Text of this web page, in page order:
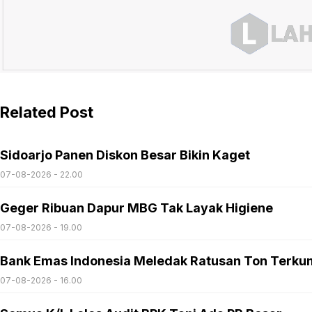
Related Post
Sidoarjo Panen Diskon Besar Bikin Kaget
07-08-2026 - 22.00
Geger Ribuan Dapur MBG Tak Layak Higiene
07-08-2026 - 19.00
Bank Emas Indonesia Meledak Ratusan Ton
07-08-2026 - 16.00